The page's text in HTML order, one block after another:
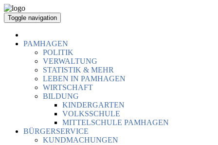
Toggle navigation
PAMHAGEN
POLITIK
VERWALTUNG
STATISTIK & MEHR
LEBEN IN PAMHAGEN
WIRTSCHAFT
BILDUNG
KINDERGARTEN
VOLKSSCHULE
MITTELSCHULE PAMHAGEN
BÜRGERSERVICE
KUNDMACHUNGEN